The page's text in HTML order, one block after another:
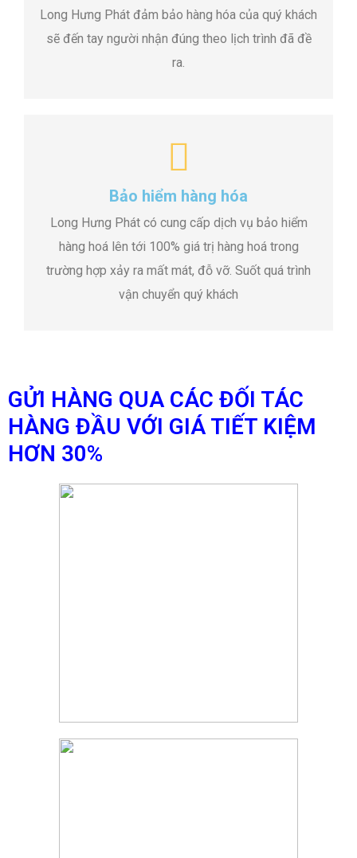
Long Hưng Phát đảm bảo hàng hóa của quý khách
sẽ đến tay người nhận đúng theo lịch trình đã đề
ra.
Bảo hiểm hàng hóa
Long Hưng Phát có cung cấp dịch vụ bảo hiểm
hàng hoá lên tới 100% giá trị hàng hoá trong
trường hợp xảy ra mất mát, đỗ vỡ. Suốt quá trình
vận chuyển quý khách
GỬI HÀNG QUA CÁC ĐỐI TÁC
HÀNG ĐẦU VỚI GIÁ TIẾT KIỆM
HƠN 30%